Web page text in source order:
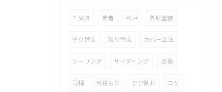
千葉県 業者 松戸 外壁塗装
塗り替え 張り替え カバー工法
シーリング サイディング 点検
雨樋 見積もり ひび割れ コケ